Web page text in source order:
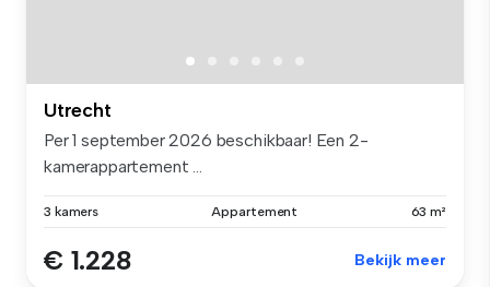
Utrecht
Per 1 september 2026 beschikbaar! Een 2-
kamerappartement ...
3 kamers Appartement 63 m²
€ 1.228 Bekijk meer